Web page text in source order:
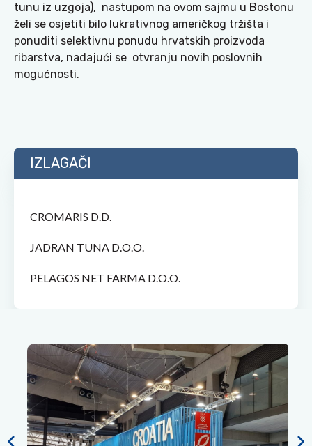
tunu iz uzgoja), nastupom na ovom sajmu u Bostonu
želi se osjetiti bilo lukrativnog američkog tržišta i
ponuditi selektivnu ponudu hrvatskih proizvoda
ribarstva, nadajući se otvranju novih poslovnih
mogućnosti.
IZLAGAČI
CROMARIS D.D.
JADRAN TUNA D.O.O.
PELAGOS NET FARMA D.O.O.